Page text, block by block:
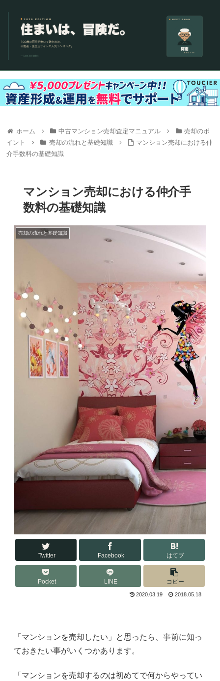
ホーム 中古マンション売却査定マニュアル
売却のポ
イント
売却の流れと基礎知識
マンション売却における仲
介手数料の基礎知識
マンション売却における仲介手
数料の基礎知識
売却の流れと基礎知識
Twitter Facebook はてブ
Pocket LINE コピー
2020.03.19 2018.05.18
「マンションを売却したい」と思ったら、事前に知っ
ておきたい事がいくつかあります。
「マンションを売却するのは初めてで何からやってい